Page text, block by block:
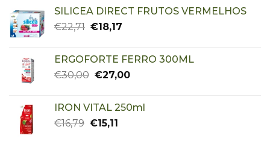
SILICEA DIRECT FRUTOS VERMELHOS
€22,71 €18,17
ERGOFORTE FERRO 300ML
€30,00 €27,00
IRON VITAL 250ml
€16,79 €15,11